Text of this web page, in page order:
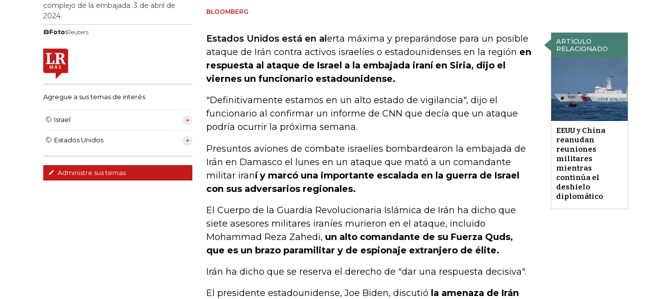
complejo de la embajada. 3 de abril de
2024.
Foto:Reuters
Agregue a sus temas de interés
Israel
Estados Unidos
Administre sus temas
BLOOMBERG
ARTÍCULO
RELACIONADO
EEUU y China
reanudan
reuniones
militares
mientras
continúa el
deshielo
diplomático
Estados Unidos está en al erta máxima y preparándose para un posible
ataque de Irán contra activos israelíes o estadounidenses en la región en
respuesta al ataque de Israel a la embajada iraní en Siria, dijo el
viernes un funcionario estadounidense.
"Definitivamente estamos en un alto estado de vigilancia", dijo el
funcionario al confirmar un informe de CNN que decía que un ataque
podría ocurrir la próxima semana.
Presuntos aviones de combate israelíes bombardearon la embajada de
Irán en Damasco el lunes en un ataque que mató a un comandante
militar iraní y marcó una importante escalada en la guerra de Israel
con sus adversarios regionales.
El Cuerpo de la Guardia Revolucionaria Islámica de Irán ha dicho que
siete asesores militares iraníes murieron en el ataque, incluido
Mohammad Reza Zahedi, un alto comandante de su Fuerza Quds,
que es un brazo paramilitar y de espionaje extranjero de élite.
Irán ha dicho que se reserva el derecho de "dar una respuesta decisiva".
El presidente estadounidense, Joe Biden, discutió la amenaza de Irán